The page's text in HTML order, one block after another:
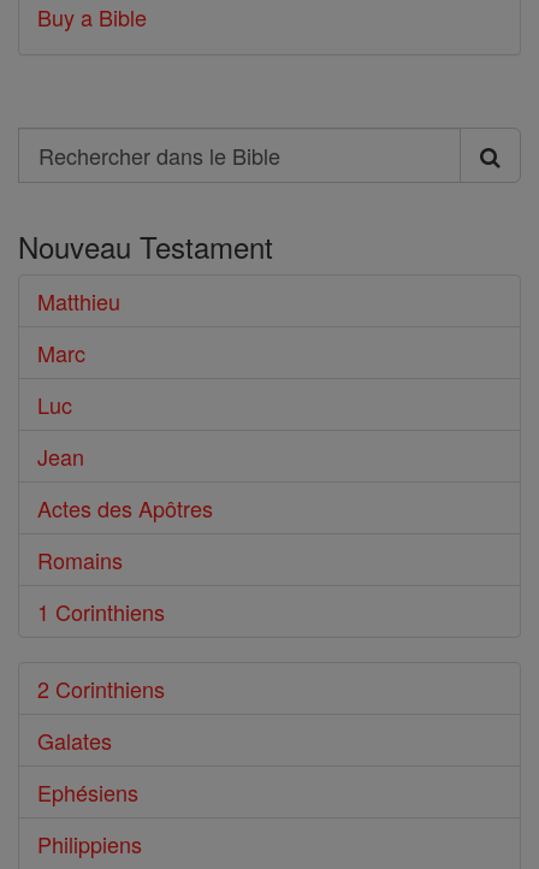
Buy a Bible
Search
Rechercher
le
Bible
Nouveau Testament
Matthieu
Marc
Luc
Jean
Actes des Apôtres
Romains
1 Corinthiens
2 Corinthiens
Galates
Ephésiens
Philippiens